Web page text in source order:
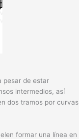
pesar de estar
intermedios, así
dos tramos por curvas
formar una línea en